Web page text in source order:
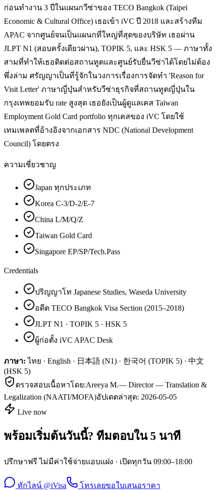
ก่อนทำงาน 3 ปีในแผนกวีซ่าของ TECO Bangkok (Taipei
Economic & Cultural Office) เธอเข้า iVC ปี 2018 และสร้างทีม
APAC จากศูนย์จนเป็นแผนกที่ใหญ่ที่สุดของบริษัท เธอผ่าน
JLPT N1 (สอบครั้งเดียวผ่าน), TOPIK 5, และ HSK 5 — ภาษาทั้ง
สามที่ทำให้เธอติดต่อสถานทูตและศูนย์รับยื่นวีซ่าได้โดยไม่ต้อง
พึ่งล่าม ศรัญญาเป็นที่รู้จักในวงการเรื่องการจัดทำ 'Reason for
Visit Letter' ภาษาญี่ปุ่นสำหรับวีซ่าธุรกิจที่สถานทูตญี่ปุ่นใน
กรุงเทพยอมรับ rate สูงสุด เธอยังเป็นผู้ดูแลเคส Taiwan
Employment Gold Card portfolio ทุกเคสของ iVC โดยใช้
เทมเพลตที่อ้างอิงจากเอกสาร NDC (National Development
Council) โดยตรง
ความเชี่ยวชาญ
Japan ทุกประเภท
Korea C-3/D-2/E-7
China L/M/Q/Z
Taiwan Gold Card
Singapore EP/SP/Tech.Pass
Credentials
ปริญญาโท Japanese Studies, Waseda University
อดีต TECO Bangkok Visa Section (2015–2018)
JLPT N1 · TOPIK 5 · HSK 5
ผู้ก่อตั้ง iVC APAC Desk
ภาษา: ไทย · English · 日本語 (N1) · 한국어 (TOPIK 5) · 中文
(HSK 5)
ตรวจสอบเนื้อหาโดย:Areeya M.— Director — Translation &
Legalization (NAATI/MOFA)อัปเดตล่าสุด: 2026-05-05
Live now
พร้อมเริ่มต้นวันนี้? ทีมตอบใน 5 นาที
ปรึกษาฟรี ไม่มีค่าใช้จ่ายแอบแฝง · เปิดทุกวัน 09:00–18:00
ทักไลน์ @iVisa โทรเลยขอใบเสนอราคา